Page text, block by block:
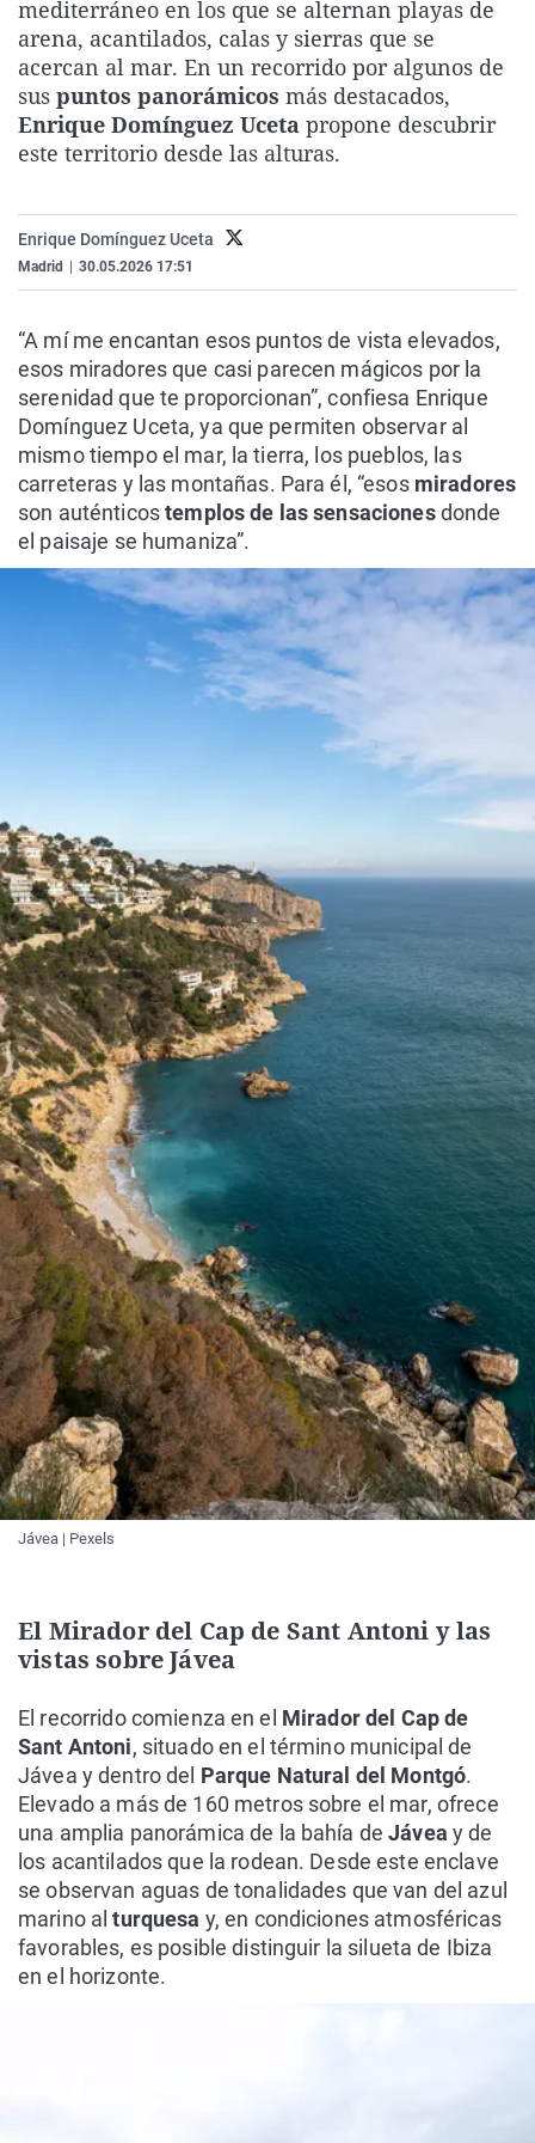
La rosa de los vientos
Gente viajera
Como el perro y el
Caso
Retornados
Equipo de
Operación Viuda
Extremadura
Galicia
La Rioja
Navarra
Virales
Televisión
Elecciones
mediterráneo en los que se alternan playas de
arena, acantilados, calas y sierras que se
acercan al mar. En un recorrido por algunos de
sus puntos panorámicos más destacados,
Enrique Domínguez Uceta propone descubrir
este territorio desde las alturas.
Enrique Domínguez Uceta
Madrid 30.05.2026 17:51
“A mí me encantan esos puntos de vista elevados,
esos miradores que casi parecen mágicos por la
serenidad que te proporcionan”, confiesa Enrique
Domínguez Uceta, ya que permiten observar al
mismo tiempo el mar, la tierra, los pueblos, las
carreteras y las montañas. Para él, “esos miradores
son auténticostemplos de las sensacionesdonde
el paisaje se humaniza”.
Jávea | Pexels
El Mirador del Cap de Sant Antoni y las
vistas sobre Jávea
El recorrido comienza en el Mirador del Cap de
Sant Antoni, situado en el término municipal de
Jávea y dentro del Parque Natural del Montgó.
Elevado a más de 160 metros sobre el mar, ofrece
una amplia panorámica de la bahía deJáveay de
los acantilados que la rodean. Desde este enclave
se observan aguas de tonalidades que van del azul
marino alturquesa y, en condiciones atmosféricas
favorables, es posible distinguir la silueta de Ibiza
en el horizonte.